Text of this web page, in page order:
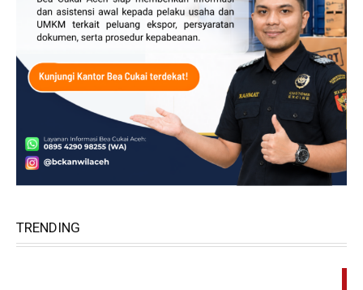
TRENDING